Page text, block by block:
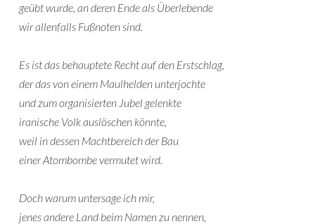
geübt wurde, an deren Ende als Überlebende
wir allenfalls Fußnoten sind.
Es ist das behauptete Recht auf den Erstschlag,
der das von einem Maulhelden unterjochte
und zum organisierten Jubel gelenkte
iranische Volk auslöschen könnte,
weil in dessen Machtbereich der Bau
einer Atombombe vermutet wird.
Doch warum untersage ich mir,
jenes andere Land beim Namen zu nennen,